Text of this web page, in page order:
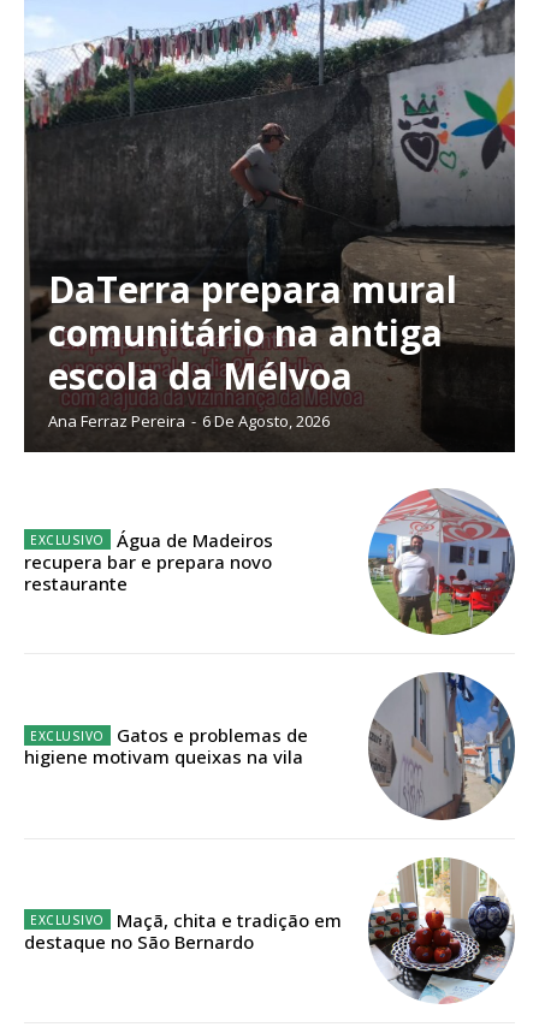
Planos de Assinatura
Faça-se assinante do Região de Cister e ajude-nos a manter este serviço
público!
Sendo assinante terá acesso a todos os conteúdos exclusivos e versões
12 meses
DaTerra prepara mural
comunitário na antiga
escola da Mélvoa
Ana Ferraz Pereira - 6 De Agosto, 2026
Água de Madeiros
recupera bar e prepara novo
restaurante
Gatos e problemas de
higiene motivam queixas na vila
Maçã, chita e tradição em
destaque no São Bernardo